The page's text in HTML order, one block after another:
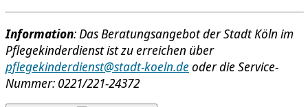
Information: Das Beratungsangebot der Stadt Köln im
Pflegekinderdienst ist zu erreichen über
pflegekinderdienst@stadt-koeln.deoder die Service-
Nummer: 0221/221-24372